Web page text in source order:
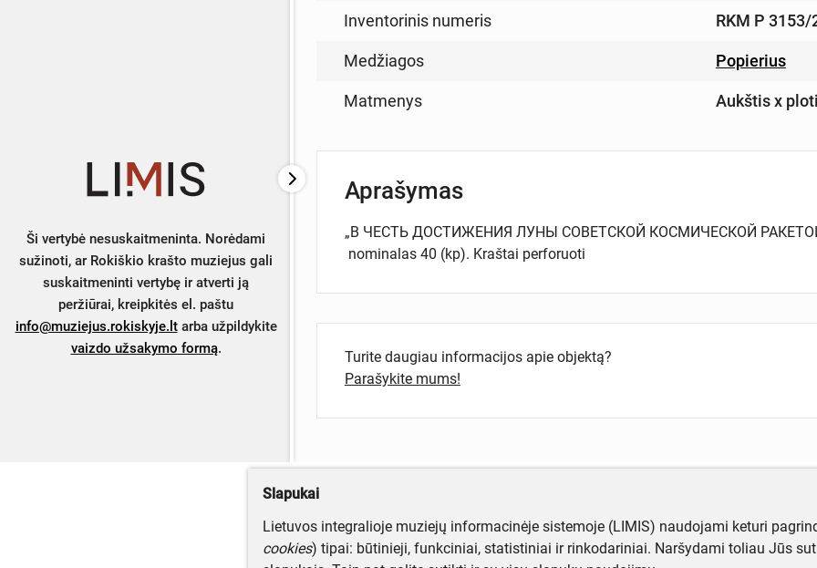
Ši vertybė nesuskaitmeninta. Norėdami
sužinoti, ar Rokiškio krašto muziejus gali
suskaitmeninti vertybę ir atverti ją
peržiūrai, kreipkitės el. paštu
info@muziejus.rokiskyje.ltarba užpildykite
vaizdo užsakymo formą.
Inventorinis numeris RKM P 3153/
Medžiagos Popierius
Matmenys Aukštis x
Aprašymas
„В ЧЕСТЬ ДОСТИЖЕНИЯ ЛУНЫ СОВЕТСКОЙ КОСМИЧЕСКОЙ РАКЕТОЙ
nominalas 40 (kp). Kraštai perforuoti
Turite daugiau informacijos apie objektą?
Parašykite mums!
Slapukai
Lietuvos integralioje muziejų informacinėje sistemoje (LIMIS) naudojami keturi
cookies) tipai: būtinieji, funkciniai, statistiniai ir rinkodariniai. Naršydami toliau Jūs